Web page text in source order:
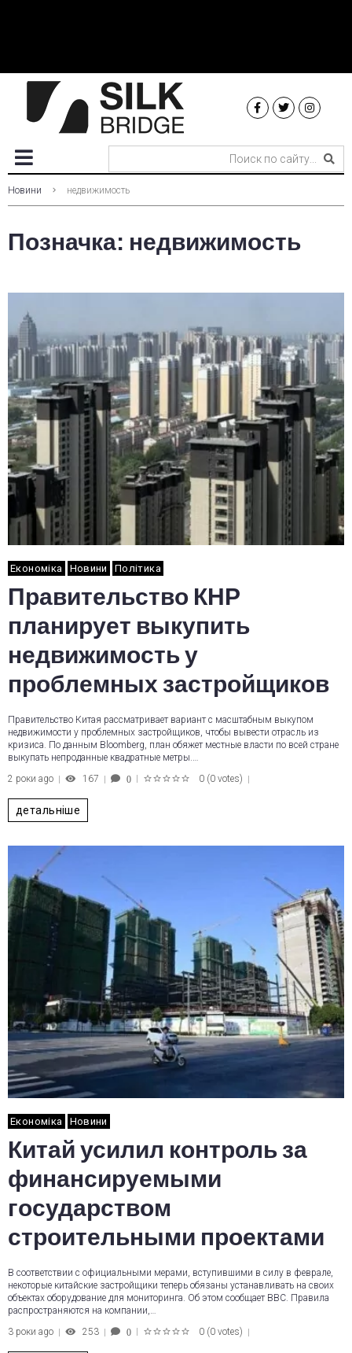
Новини недвижимость
Позначка: недвижимость
Економіка Новини Політика
Правительство КНР
планирует выкупить
недвижимость у
проблемных застройщиков
Правительство Китая рассматривает вариант с масштабным выкупом
недвижимости у проблемных застройщиков, чтобы вывести отрасль из
кризиса. По данным Bloomberg, план обяжет местные власти по всей стране
выкупать непроданные квадратные метры.…
2 роки ago
167 0 0 (0 votes)
детальніше
Економіка Новини
Китай усилил контроль за
финансируемыми
государством
строительными проектами
В соответствии с официальными мерами, вступившими в силу в феврале,
некоторые китайские застройщики теперь обязаны устанавливать на своих
объектах оборудование для мониторинга. Об этом сообщает BBC. Правила
распространяются на компании,…
3 роки ago
253 0 0 (0 votes)